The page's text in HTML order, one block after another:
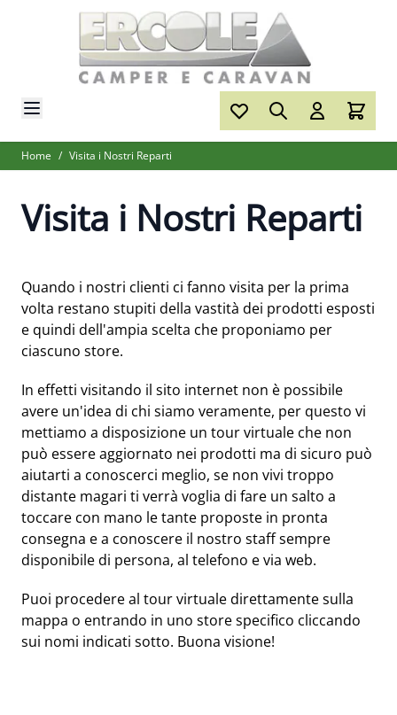
Salta al contenuto
Home / Visita i Nostri Reparti
Visita i Nostri Reparti
Quando i nostri clienti ci fanno visita per la prima
volta restano stupiti della vastità dei prodotti esposti
e quindi dell'ampia scelta che proponiamo per
ciascuno store.
In effetti visitando il sito internet non è possibile
avere un'idea di chi siamo veramente, per questo vi
mettiamo a disposizione un tour virtuale che non
può essere aggiornato nei prodotti ma di sicuro può
aiutarti a conoscerci meglio, se non vivi troppo
distante magari ti verrà voglia di fare un salto a
toccare con mano le tante proposte in pronta
consegna e a conoscere il nostro staff sempre
disponibile di persona, al telefono e via web.
Puoi procedere al tour virtuale direttamente sulla
mappa o entrando in uno store specifico cliccando
sui nomi indicati sotto. Buona visione!